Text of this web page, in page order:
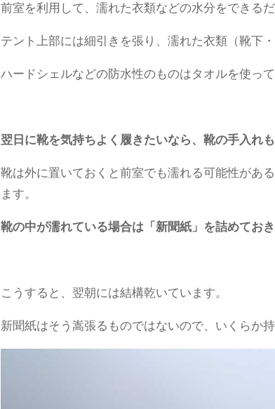
前室を利用して、濡れた衣類などの水分をできる
テント上部には細引きを張り、濡れた衣類（靴下
ハードシェルなどの防水性のものはタオルを使っ
翌日に靴を気持ちよく履きたいなら、靴の手入れも
靴は外に置いておくと前室でも濡れる可能性があ
ます。
靴の中が濡れている場合は「新聞紙」を詰めておき
こうすると、翌朝には結構乾いています。
新聞紙はそう嵩張るものではないので、いくらか